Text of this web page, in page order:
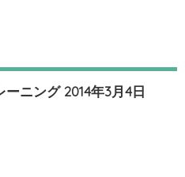
ニング 2014年3月4日